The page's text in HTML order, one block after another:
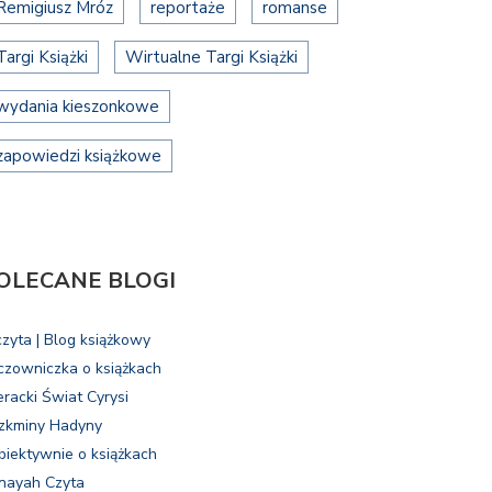
Mróz reportaże romanse
Książki Wirtualne Targi Książki
kieszonkowe
książkowe
BLOGI
| Blog książkowy
o książkach
Świat Cyrysi
Hadyny
o książkach
Czyta